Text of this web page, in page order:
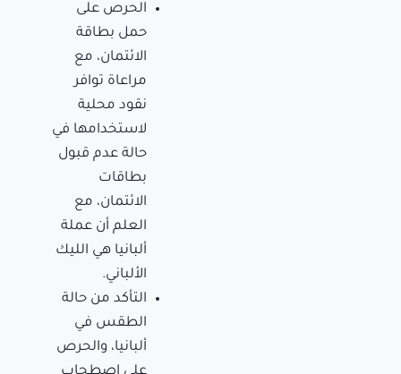
الحرص على
حمل بطاقة
الائتمان، مع
مراعاة توافر
نقود محلية
لاستخدامها في
حالة عدم قبول
بطاقات
الائتمان، مع
العلم أن عملة
ألبانيا هي الليك
الألباني.
التأكد من حالة
الطقس في
ألبانيا، والحرص